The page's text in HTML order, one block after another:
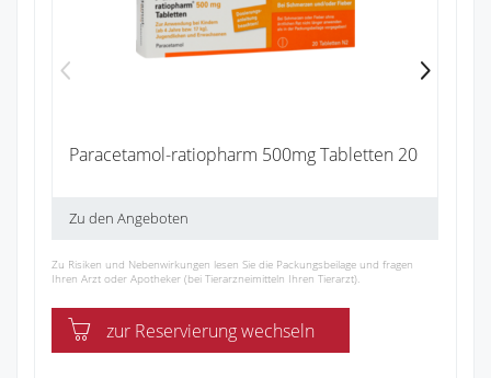
Paracetamol-ratiopharm 500mg Tabletten 20
Zu den Angeboten
Zu Risiken und Nebenwirkungen lesen Sie die Packungsbeilage und fragen
Ihren Arzt oder Apotheker (bei Tierarzneimitteln Ihren Tierarzt).
zur Reservierung wechseln